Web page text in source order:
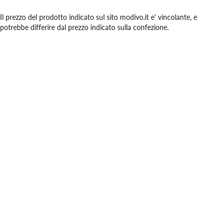
Il prezzo del prodotto indicato sul sito modivo.it e' vincolante, e
potrebbe differire dal prezzo indicato sulla confezione.